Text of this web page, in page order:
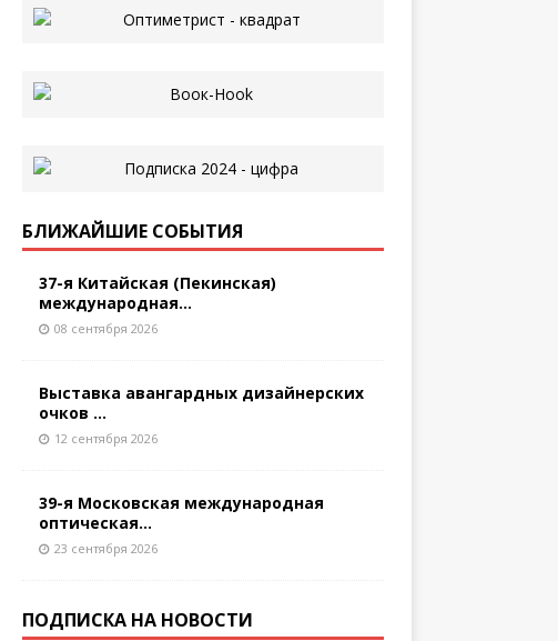
БЛИЖАЙШИЕ СОБЫТИЯ
37-я Китайская (Пекинская)
международная...
08 сентября 2026
Выставка авангардных дизайнерских
очков ...
12 сентября 2026
39-я Московская международная
оптическая...
23 сентября 2026
ПОДПИСКА НА НОВОСТИ